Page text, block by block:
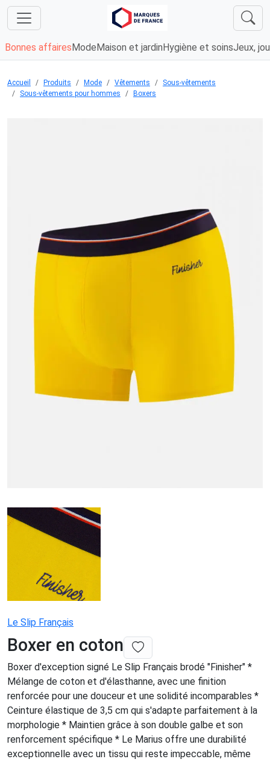
Bonnes affaires Mode Maison et jardin Hygiène et soinsJeux,
Accueil Produits Mode Vêtements
Sous-vêtements
Sous-vêtements pour hommes
Boxers
Le Slip Français
Boxer en coton
Boxer d'exception signé Le Slip Français brodé "Finisher" *
Mélange de coton et d'élasthanne, avec une finition
renforcée pour une douceur et une solidité incomparables *
Ceinture élastique de 3,5 cm qui s'adapte parfaitement à la
morphologie * Maintien grâce à son double galbe et son
renforcement spécifique * Le Marius offre une durabilité
exceptionnelle avec un tissu qui reste impeccable, même